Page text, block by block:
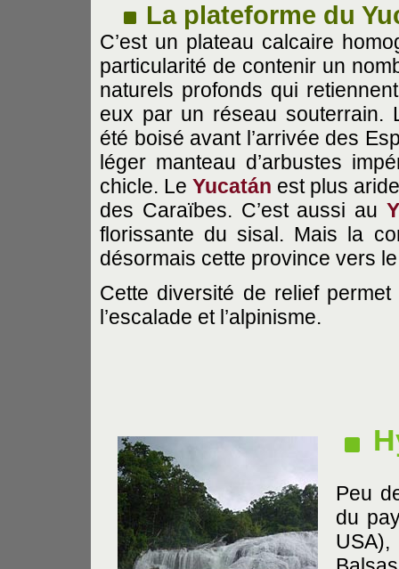
La plateforme du
C’est un plateau calcaire
particularité de contenir un
naturels profonds qui
eux par un réseau souterrain.
été boisé avant l’arrivée des
léger manteau d’arbustes
chicle. Le Yucatán est plus
des Caraïbes. C’est aussi au
florissante du sisal. Mais la
désormais cette province vers
Cette diversité de relief
l’escalade et l’alpinisme.
Peu
du